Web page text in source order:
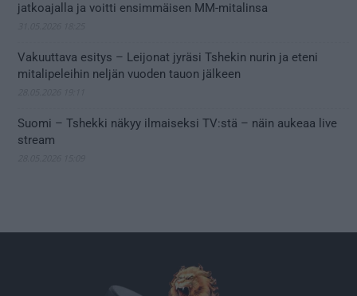
jatkoajalla ja voitti ensimmäisen MM-mitalinsa
Vakuuttava esitys – Leijonat jyräsi Tshekin nurin ja eteni
mitalipeleihin neljän vuoden tauon jälkeen
Suomi – Tshekki näkyy ilmaiseksi TV:stä – näin aukeaa live
stream